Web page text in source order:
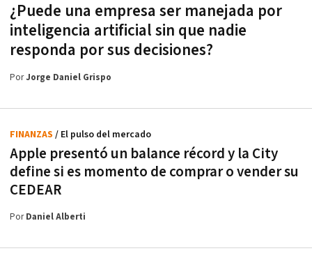
¿Puede una empresa ser manejada por
inteligencia artificial sin que nadie
responda por sus decisiones?
PorJorge Daniel Grispo
Apple presentó un balance récord y la City
define si es momento de comprar o vender su
CEDEAR
FINANZAS / El pulso del mercado
PorDaniel Alberti